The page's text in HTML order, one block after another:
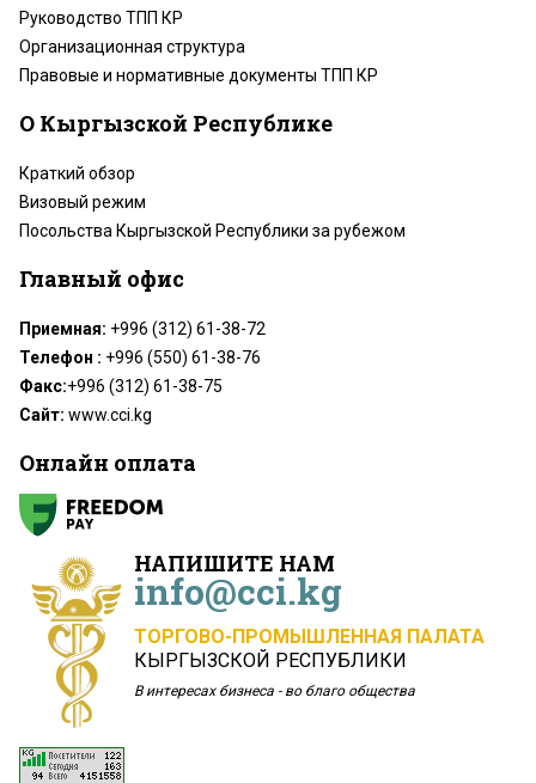
НАПИШИТЕ НАМ
info@cci.kg
ТОРГОВО-ПРОМЫШЛЕННАЯ ПАЛАТА
КЫРГЫЗСКОЙ РЕСПУБЛИКИ
В интересах бизнеса - во благо общества
Руководство ТПП КР
Организационная структура
Правовые и нормативные документы ТПП КР
О Кыргызской Республике
Краткий обзор
Визовый режим
Посольства Кыргызской Республики за рубежом
Главный офис
Приемная: +996 (312) 61-38-72
Телефон : +996 (550) 61-38-76
Факс:+996 (312) 61-38-75
Сайт: www.cci.kg
Онлайн оплата